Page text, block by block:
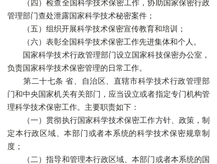
（四）检查全国科学技术保密工作，协助国家保密行政
管理部门查处泄露国家科学技术秘密案件；
（五）组织开展科学技术保密宣传教育和培训；
（六）表彰全国科学技术保密工作先进集体和个人。
国家科学技术行政管理部门设立国家科技保密办公室，
负责国家科学技术保密管理的日常工作。
第二十七条 省、自治区、直辖市科学技术行政管理部
门和中央国家机关有关部门，应当设立或者指定专门机构管
理科学技术保密工作。主要职责如下：
（一）贯彻执行国家科学技术保密工作方针、政策，制
定本行政区域、本部门或者本系统的科学技术保密规章制
度；
（二）指导和管理本行政区域、本部门或者本系统的国